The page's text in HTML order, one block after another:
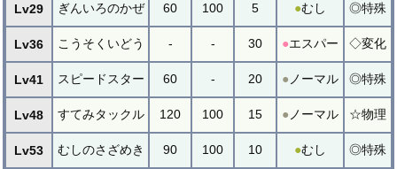
Lv29 ぎんいろのかぜ 60 100 5 ●むし ◎特殊
Lv36 こうそくいどう - - 30 ●エスパー ◇変化
Lv41 スピードスター 60 - 20 ● ノーマル ◎特殊
Lv48 すてみタックル 120 100 15 ● ノーマル ☆物理
Lv53 むしのさざめき 90 100 10 ●むし ◎特殊